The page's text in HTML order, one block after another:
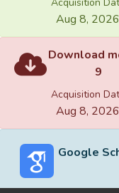
Aug 8, 2026
Download
9
Acquisition
Aug 8, 2026
Google